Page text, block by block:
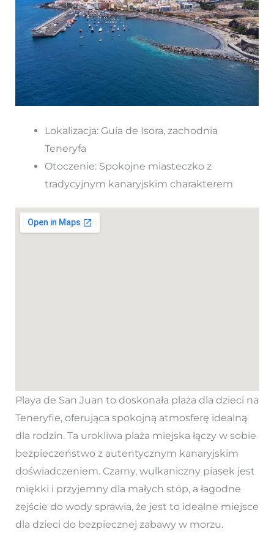
Lokalizacja: Guía de Isora, zachodnia
Teneryfa
Otoczenie: Spokojne miasteczko z
tradycyjnym kanaryjskim charakterem
Playa de San Juan to doskonała plaża dla dzieci na
Teneryfie, oferująca spokojną atmosferę idealną
dla rodzin. Ta urokliwa plaża miejska łączy w sobie
bezpieczeństwo z autentycznym kanaryjskim
doświadczeniem. Czarny, wulkaniczny piasek jest
miękki i przyjemny dla małych stóp, a łagodne
zejście do wody sprawia, że jest to idealne miejsce
dla dzieci do bezpiecznej zabawy w morzu.